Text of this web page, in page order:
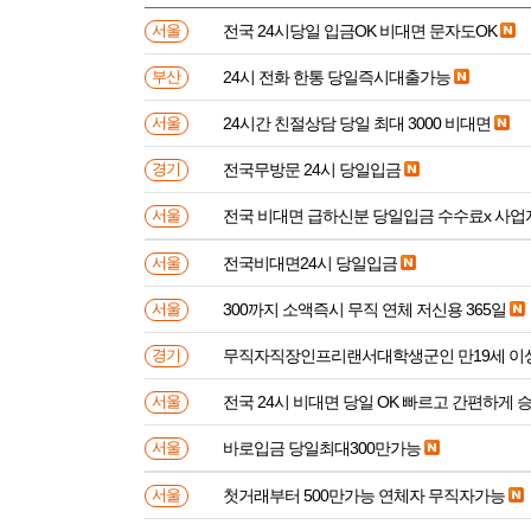
서울 전국 24시당일 입금OK 비대면 문자도OK
부산 24시 전화 한통 당일즉시대출가능
서울 24시간 친절상담 당일 최대 3000 비대면
경기 전국무방문 24시 당일입금
서울 전국 비대면 급하신분
서울 전국비대면24시 당일입금
서울 300까지 소액즉시 무직 연체 저신용 365일
경기 무직자직장인프리랜서대학생군
서울 전국 24시 비대면 당일 OK 빠르고 간편하게
서울 바로입금 당일최대300만가능
서울 첫거래부터 500만가능 연체자 무직자가능